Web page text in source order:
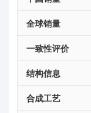
全球销量
一致性评价
结构信息
合成工艺